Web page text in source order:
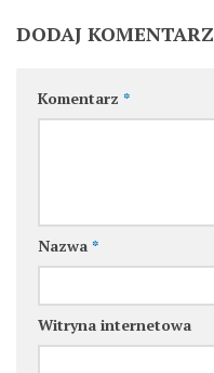
DODAJ KOMENTARZ
Komentarz *
Nazwa *
Witryna internetowa